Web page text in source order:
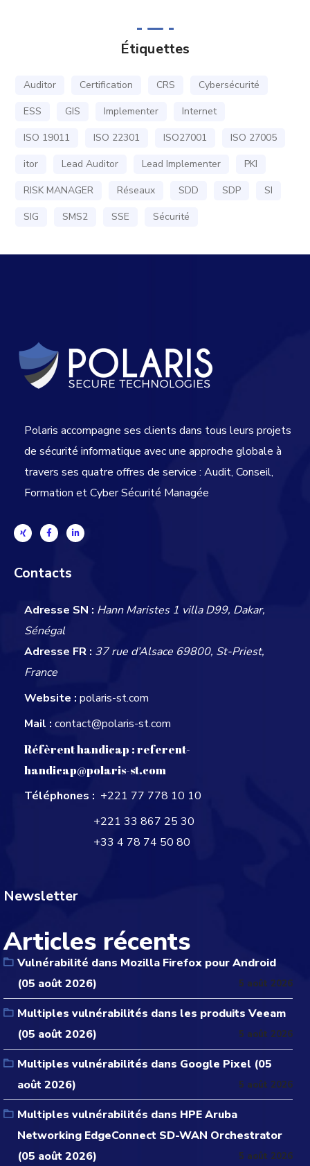
Étiquettes
Auditor Certification CRS
Cybersécurité
ESS
GIS Implementer
Internet
ISO 19011
ISO 22301 ISO27001
ISO 27005
itor
Lead Auditor Lead Implementer
PKI
RISK MANAGER
Réseaux SDD SDP
SI
SIG
SMS2 SSE Sécurité
Polaris accompagne ses clients dans tous leurs projets
de sécurité informatique avec une approche globale à
travers ses quatre offres de service : Audit, Conseil,
Formation et Cyber Sécurité Managée
Contacts
Adresse SN : Hann Maristes 1 villa D99, Dakar,
Sénégal
Adresse FR : 37 rue d’Alsace 69800, St-Priest,
France
Website : polaris-st.com
Mail : contact@polaris-st.com
Réfèrent handicap :referent-
handicap@polaris-st.com
Téléphones : +221 77 778 10 10
+221 33 867 25 30
+33 4 78 74 50 80
Newsletter
Articles récents
Vulnérabilité dans Mozilla Firefox pour Android
(05 août 2026)
5 août 2026
Multiples vulnérabilités dans les produits Veeam
(05 août 2026)
5 août 2026
Multiples vulnérabilités dans Google Pixel (05
août 2026)
5 août 2026
Multiples vulnérabilités dans HPE Aruba
Networking EdgeConnect SD-WAN Orchestrator
(05 août 2026)
5 août 2026